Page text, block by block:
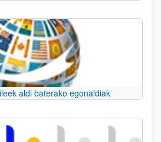
aldi baterako egonaldiak